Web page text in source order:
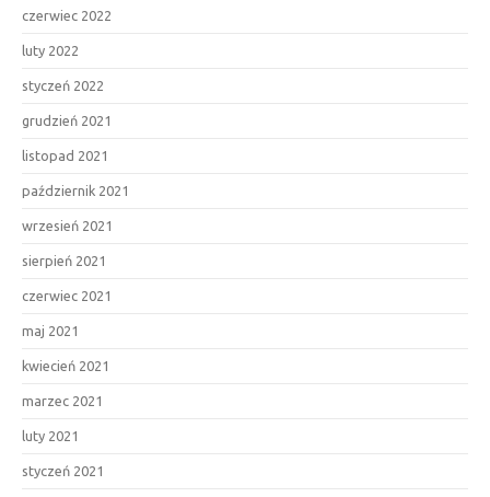
czerwiec 2022
luty 2022
styczeń 2022
grudzień 2021
listopad 2021
październik 2021
wrzesień 2021
sierpień 2021
czerwiec 2021
maj 2021
kwiecień 2021
marzec 2021
luty 2021
styczeń 2021